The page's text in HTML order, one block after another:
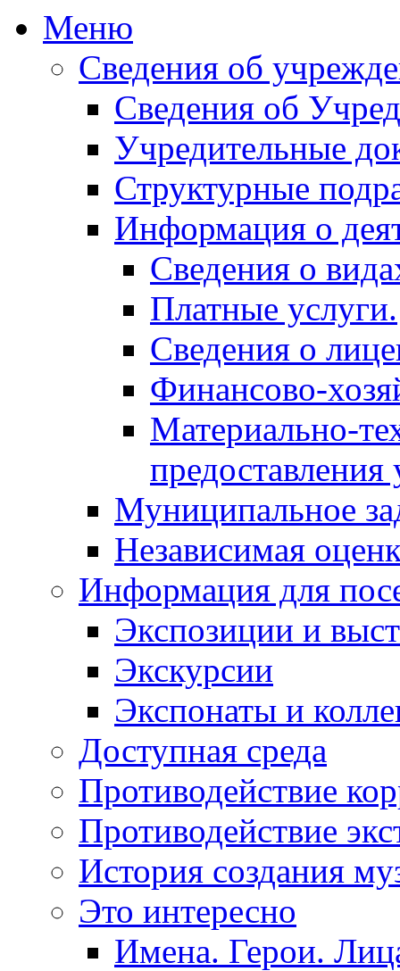
Меню
Сведения об
Сведения об
Учредительные
Структурные
Информация о
Сведения о
Платные услуги.
Сведения о
Финансово-
Материально-
предоставления
Муниципальное
Независимая
Информация для
Экспозиции и
Экскурсии
Экспонаты и
Доступная среда
Противодействие
Противодействие
История создания
Это интересно
Имена. Герои.